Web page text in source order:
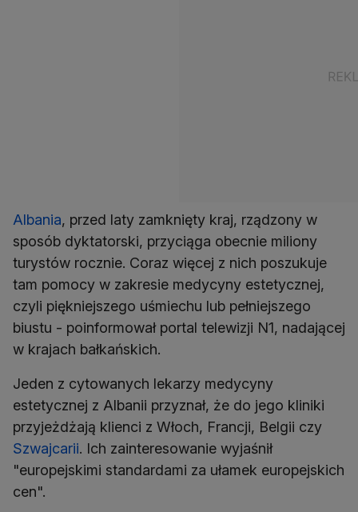
Albania, przed laty zamknięty kraj, rządzony w
sposób dyktatorski, przyciąga obecnie miliony
turystów rocznie. Coraz więcej z nich poszukuje
tam pomocy w zakresie medycyny estetycznej,
czyli piękniejszego uśmiechu lub pełniejszego
biustu - poinformował portal telewizji N1, nadającej
w krajach bałkańskich.
Jeden z cytowanych lekarzy medycyny
estetycznej z Albanii przyznał, że do jego kliniki
przyjeżdżają klienci z Włoch, Francji, Belgii czy
Szwajcarii. Ich zainteresowanie wyjaśnił
"europejskimi standardami za ułamek europejskich
cen".